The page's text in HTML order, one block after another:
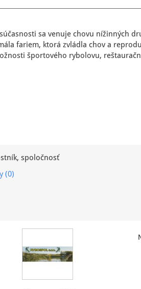
sa venuje chovu nížinných
fariem, ktorá zvládla chov a
športového rybolovu,
spoločnosť
(0)